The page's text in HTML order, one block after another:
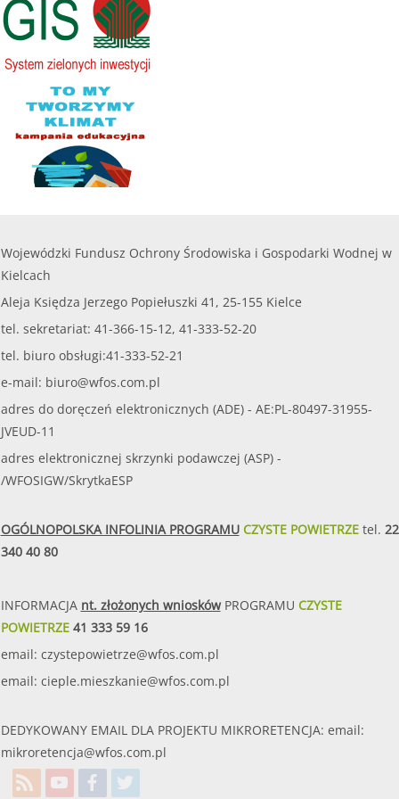
......
czytaj więcej...
Wojewódzki Fundusz Ochrony Środowiska i Gospodarki Wodnej w
Kielcach
Aleja Księdza Jerzego Popiełuszki 41, 25-155 Kielce
tel. sekretariat: 41-366-15-12, 41-333-52-20
tel. biuro obsługi:41-333-52-21
e-mail: biuro@wfos.com.pl
adres do doręczeń elektronicznych (ADE) - AE:PL-80497-31955-
JVEUD-11
adres elektronicznej skrzynki podawczej (ASP) -
/WFOSIGW/SkrytkaESP
OGÓLNOPOLSKA INFOLINIA PROGRAMUCZYSTE POWIETRZEtel. 22
340 40 80
INFORMACJA nt. złożonych wnioskówPROGRAMU CZYSTE
POWIETRZE41 333 59 16
email: czystepowietrze@wfos.com.pl
email: cieple.mieszkanie@wfos.com.pl
DEDYKOWANY EMAIL DLA PROJEKTU MIKRORETENCJA: email:
mikroretencja@wfos.com.pl